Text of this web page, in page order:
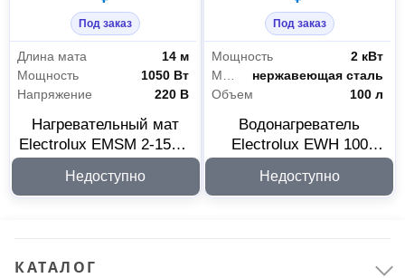
Расходные материалы
Для климатического оборудования 2
Инструмент
Измерительный инструмент 1
Под заказ
Длина мата
14 м
Мощность
1050 Вт
Напряжение
220 В
Нагревательный мат
Electrolux EMSM 2-150-7
Недоступно
Под заказ
Мощность
2 кВт
нержавеющая сталь
Объем
100 л
Водонагреватель
Electrolux EWH 100
1589510
Недоступно
КАТАЛОГ